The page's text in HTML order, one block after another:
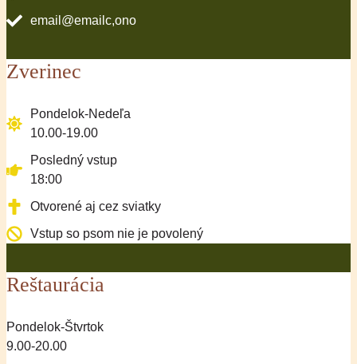
email@emailc,ono
Zverinec
Pondelok-Nedeľa
10.00-19.00
Posledný vstup
18:00
Otvorené aj cez sviatky
Vstup so psom nie je povolený
Reštaurácia
Pondelok-Štvrtok
9.00-20.00